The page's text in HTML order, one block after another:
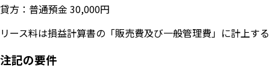
貸方：普通預金 30,000円
リース料は損益計算書の「販売費及び一般管理費」に計上す
注記の要件